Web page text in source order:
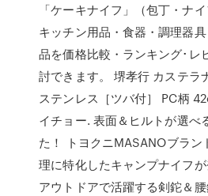
「ケーキナイフ」（包丁・ナ
キッチン用品・食器・調理器
品を価格比較・ランキング･レ
討できます。 堺孝行 カステラ
ステンレス［ツバ付］ PC柄
イチョー. 表面＆ヒルトが選べ
た！ トヨクニMASANOブラン
理に特化したキャンプナイフが
アウトドアで活躍する剣鉈＆